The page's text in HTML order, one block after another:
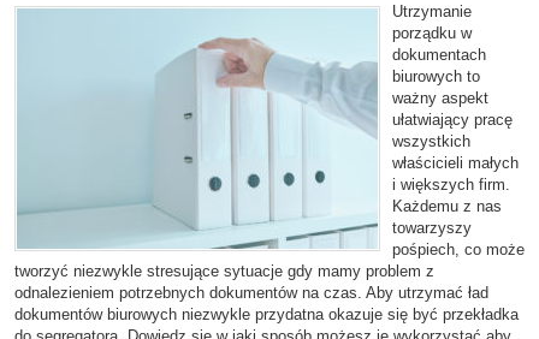
Utrzymanie
porządku w
dokumentach
biurowych to
ważny aspekt
ułatwiający pracę
wszystkich
właścicieli małych
i większych firm.
Każdemu z nas
towarzyszy
pośpiech, co może
tworzyć niezwykle stresujące sytuacje gdy mamy problem z
odnalezieniem potrzebnych dokumentów na czas. Aby utrzymać ład
dokumentów biurowych niezwykle przydatna okazuje się być przekładka